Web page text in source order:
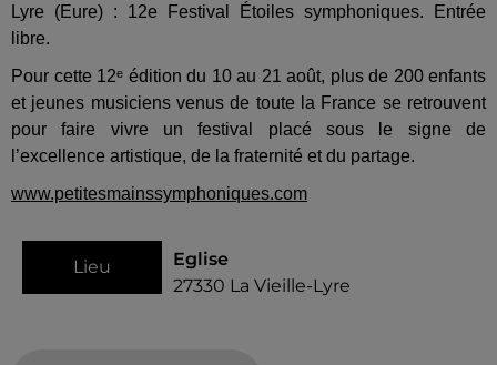
Lyre (Eure) : 12e Festival Étoiles symphoniques. Entrée
libre.
Pour cette 12ᵉ édition du 10 au 21 août, plus de 200 enfants
et jeunes musiciens venus de toute la France se retrouvent
pour faire vivre un festival placé sous le signe de
l’excellence artistique, de la fraternité et du partage.
www.petitesmainssymphoniques.com
Lieu
Eglise
27330 La Vieille-Lyre